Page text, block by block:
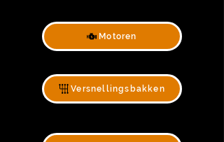
Motoren
Versnellingsbakken